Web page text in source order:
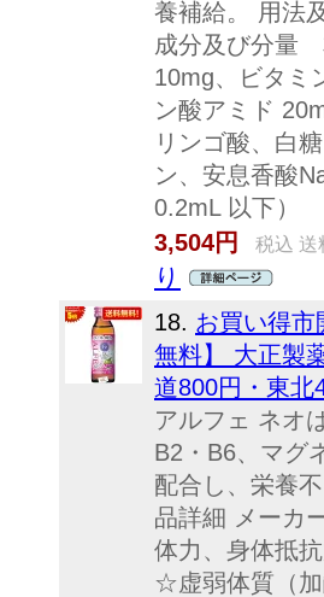
養補給。 用法
成分及び分量
10mg、ビタミ
ン酸アミド
リンゴ酸、白
ン、安息香酸
0.2mL 以下）
3,504円
税込 送
り
18. お買い得
無料】 大正製
道800円・東北
アルフェ ネオ
B2・B6、マグ
配合し、栄養
品詳細 メーカ
体力、身体抵
☆虚弱体質（加